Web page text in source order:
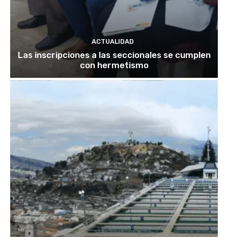
ACTUALIDAD
Las inscripciones a las seccionales se cumplen
con hermetismo